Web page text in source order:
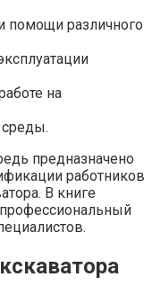
различного
на
предназначено
работников
В книге